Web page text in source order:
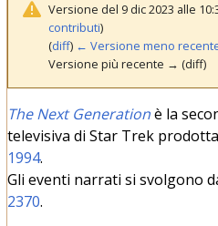
Versione del 9 dic 2023 alle
contributi)
(diff) ← Versione meno
Versione più recente → (diff)
The Next Generationè la
televisiva di Star Trek
1994.
Gli eventi narrati si svolgono
2370.